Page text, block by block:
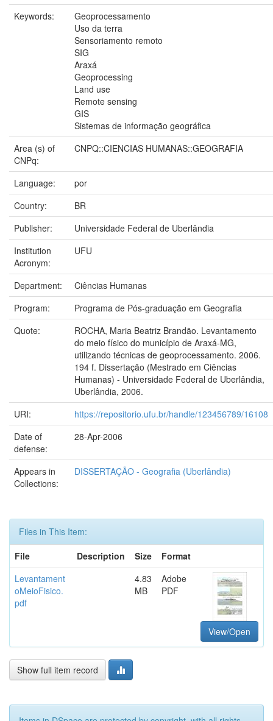
Keywords:
Geoprocessamento
Uso da terra
Sensoriamento remoto
SIG
Araxá
Geoprocessing
Land use
Remote sensing
GIS
Sistemas de informação geográfica
Area (s) of
CNPq:
CNPQ::CIENCIAS HUMANAS::GEOGRAFIA
Language:
por
Country:
BR
Publisher:
Universidade Federal de Uberlândia
Institution
Acronym:
UFU
Department:
Ciências Humanas
Program:
Programa de Pós-graduação em Geografia
Quote:
ROCHA, Maria Beatriz Brandão. Levantamento
do meio físico do município de Araxá-MG,
utilizando técnicas de geoprocessamento. 2006.
194 f. Dissertação (Mestrado em Ciências
Humanas) - Universidade Federal de Uberlândia,
Uberlândia, 2006.
URI:
https://repositorio.ufu.br/handle/123456789/16108
Date of
defense:
28-Apr-2006
Appears in
Collections:
DISSERTAÇÃO - Geografia (Uberlândia)
Files in This Item:
File
Description Size
Format
Levantament
oMeioFisico.
pdf
4.83
MB
Adobe
PDF
View/Open
Show full item record